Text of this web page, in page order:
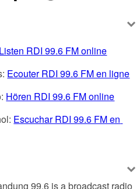
Listen RDI 99.6 FM online
Ecouter RDI 99.6 FM en ligne
Hören RDI 99.6 FM online
Escuchar RDI 99.6 FM en
99.6 is a broadcast radio